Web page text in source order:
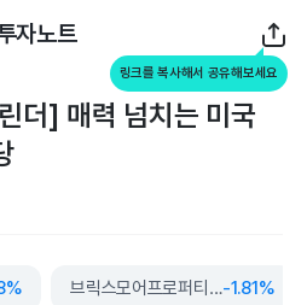
자노트
링크를 복사해서 공유해보세요
더] 매력 넘치는 미국
브릭스모어프로퍼티그룹-1.81%